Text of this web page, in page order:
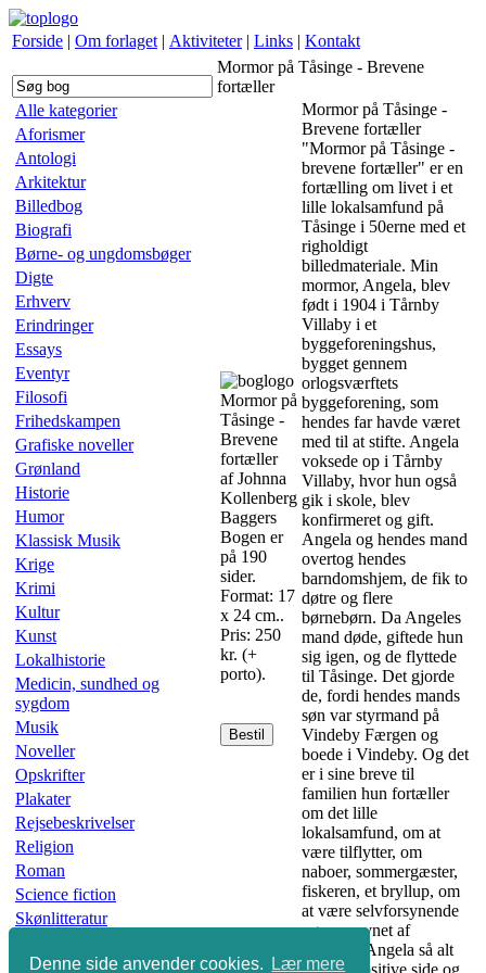
Denne side anvender cookies. Lær mere
Forside | Om forlaget | Aktiviteter | Links | Kontakt
Alle kategorier
Aforismer
Antologi
Arkitektur
Billedbog
Biografi
Børne- og ungdomsbøger
Digte
Erhverv
Erindringer
Essays
Eventyr
Filosofi
Frihedskampen
Grafiske noveller
Grønland
Historie
Humor
Klassisk Musik
Krige
Krimi
Kultur
Kunst
Lokalhistorie
Medicin, sundhed og
sygdom
Musik
Noveller
Opskrifter
Plakater
Rejsebeskrivelser
Religion
Roman
Science fiction
Skønlitteratur
Sport
Mormor på Tåsinge - Brevene
fortæller
Mormor på
Tåsinge -
Brevene
fortæller
af Johnna
Kollenberg
Baggers
Bogen er
på 190
sider.
Format: 17
x 24 cm..
Pris: 250
kr. (+
porto).
Bestil
Mormor på Tåsinge -
Brevene fortæller
"Mormor på Tåsinge -
brevene fortæller" er en
fortælling om livet i et
lille lokalsamfund på
Tåsinge i 50erne med et
righoldigt
billedmateriale. Min
mormor, Angela, blev
født i 1904 i Tårnby
Villaby i et
byggeforeningshus,
bygget gennem
orlogsværftets
byggeforening, som
hendes far havde været
med til at stifte. Angela
voksede op i Tårnby
Villaby, hvor hun også
gik i skole, blev
konfirmeret og gift.
Angela og hendes mand
overtog hendes
barndomshjem, de fik to
døtre og flere
børnebørn. Da Angeles
mand døde, giftede hun
sig igen, og de flyttede
til Tåsinge. Det gjorde
de, fordi hendes mands
søn var styrmand på
Vindeby Færgen og
boede i Vindeby. Og det
er i sine breve til
familien hun fortæller
om det lille
lokalsamfund, om at
være tilflytter, om
naboer, sommergæster,
fiskeren, et bryllup, om
at være selvforsynende
og om savnet af
familien. Angela så alt
fra den positive side og